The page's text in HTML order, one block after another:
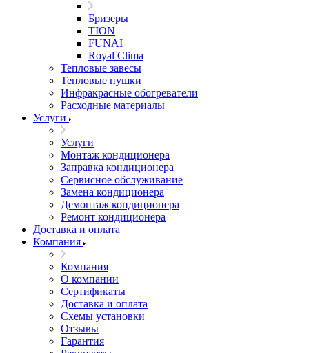
Бризеры
TION
FUNAI
Royal Clima
Тепловые завесы
Тепловые пушки
Инфракрасные обогреватели
Расходные материалы
Услуги
Услуги
Монтаж кондиционера
Заправка кондиционера
Сервисное обслуживание
Замена кондиционера
Демонтаж кондиционера
Ремонт кондиционера
Доставка и оплата
Компания
Компания
О компании
Сертификаты
Доставка и оплата
Схемы установки
Отзывы
Гарантия